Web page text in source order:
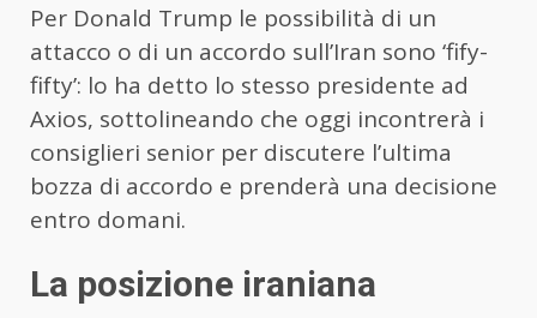
Per Donald Trump le possibilità di un
attacco o di un accordo sull’Iran sono ‘fify-
fifty’: lo ha detto lo stesso presidente ad
Axios, sottolineando che oggi incontrerà i
consiglieri senior per discutere l’ultima
bozza di accordo e prenderà una decisione
entro domani.
La posizione iraniana